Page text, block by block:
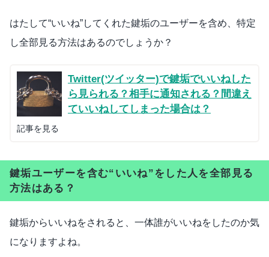
はたして“いいね”してくれた鍵垢のユーザーを含め、特定
し全部見る方法はあるのでしょうか？
Twitter(ツイッター)で鍵垢でいいねした
ら見られる？相手に通知される？間違え
ていいねしてしまった場合は？
記事を見る
鍵垢ユーザーを含む“いいね”をした人を全部見る
方法はある？
鍵垢からいいねをされると、一体誰がいいねをしたのか気
になりますよね。